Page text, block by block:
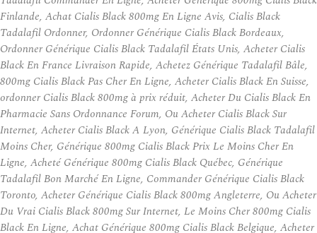
Finlande, Achat Cialis Black 800mg En Ligne Avis, Cialis Black
Tadalafil Ordonner, Ordonner Générique Cialis Black Bordeaux,
Ordonner Générique Cialis Black Tadalafil États Unis, Acheter Cialis
Black En France Livraison Rapide, Achetez Générique Tadalafil Bâle,
800mg Cialis Black Pas Cher En Ligne, Acheter Cialis Black En Suisse,
ordonner Cialis Black 800mg à prix réduit, Acheter Du Cialis Black En
Pharmacie Sans Ordonnance Forum, Ou Acheter Cialis Black Sur
Internet, Acheter Cialis Black A Lyon, Générique Cialis Black Tadalafil
Moins Cher, Générique 800mg Cialis Black Prix Le Moins Cher En
Ligne, Acheté Générique 800mg Cialis Black Québec, Générique
Tadalafil Bon Marché En Ligne, Commander Générique Cialis Black
Toronto, Acheter Générique Cialis Black 800mg Angleterre, Ou Acheter
Du Vrai Cialis Black 800mg Sur Internet, Le Moins Cher 800mg Cialis
Black En Ligne, Achat Générique 800mg Cialis Black Belgique, Acheter